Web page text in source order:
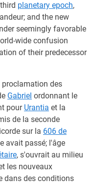
planetary epoch,
and the new
seemingly favorable
wide confusion
of their predecessor
proclamation des
Gabriel ordonnant le
pour Urantia et la
de la seconde
sur la 606 de
avait passé; l'âge
, s'ouvrait au milieu
les nouveaux
dans des conditions